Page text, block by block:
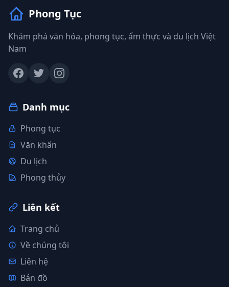
Phong Tục
Khám phá văn hóa, phong tục, ẩm thực và du lịch Việt
Nam
Danh mục
Phong tục
Văn khấn
Du lịch
Phong thủy
Liên kết
Trang chủ
Về chúng tôi
Liên hệ
Bản đồ